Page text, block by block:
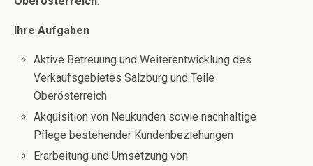
Ihre Aufgaben
Aktive Betreuung und Weiterentwicklung des
Verkaufsgebietes Salzburg und Teile
Oberösterreich
Akquisition von Neukunden sowie nachhaltige
Pflege bestehender Kundenbeziehungen
Erarbeitung und Umsetzung von